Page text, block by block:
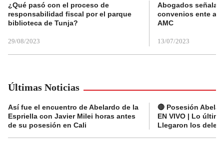
¿Qué pasó con el proceso de
responsabilidad fiscal por el parque
biblioteca de Tunja?
29/08/2023
Abogados
convenios ente
AMC
13/07/2023
Últimas Noticias
Así fue el encuentro de Abelardo de la
Espriella con Javier Milei horas antes
de su posesión en Cali
🔴 Posesión
EN VIVO | Lo
Llegaron los